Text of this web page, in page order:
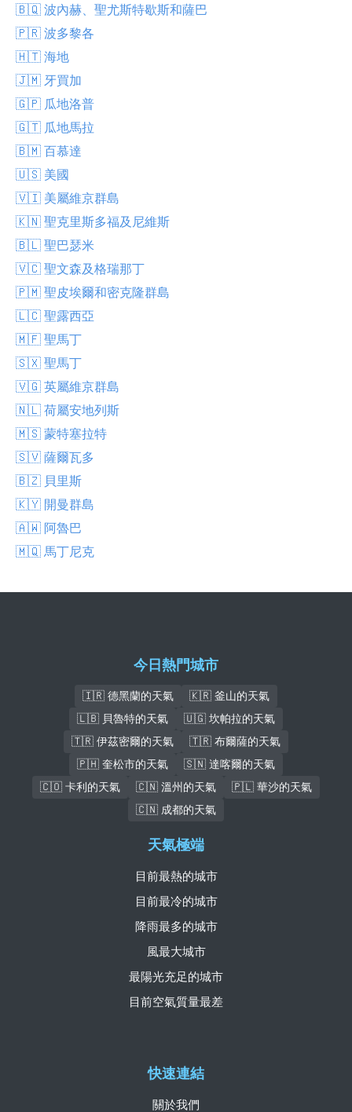
🇧🇶 波內赫、聖尤斯特歇斯和薩巴
🇵🇷 波多黎各
🇭🇹 海地
🇯🇲 牙買加
🇬🇵 瓜地洛普
🇬🇹 瓜地馬拉
🇧🇲 百慕達
🇺🇸 美國
🇻🇮 美屬維京群島
🇰🇳 聖克里斯多福及尼維斯
🇧🇱 聖巴瑟米
🇻🇨 聖文森及格瑞那丁
🇵🇲 聖皮埃爾和密克隆群島
🇱🇨 聖露西亞
🇲🇫 聖馬丁
🇸🇽 聖馬丁
🇻🇬 英屬維京群島
🇳🇱 荷屬安地列斯
🇲🇸 蒙特塞拉特
🇸🇻 薩爾瓦多
🇧🇿 貝里斯
🇰🇾 開曼群島
🇦🇼 阿魯巴
🇲🇶 馬丁尼克
今日熱門城市
🇮🇷 德黑蘭的天氣
🇰🇷 釜山的天氣
🇱🇧 貝魯特的天氣
🇺🇬 坎帕拉的天氣
🇹🇷 伊茲密爾的天氣
🇹🇷 布爾薩的天氣
🇵🇭 奎松市的天氣
🇸🇳 達喀爾的天氣
🇨🇴 卡利的天氣
🇨🇳 溫州的天氣
🇵🇱 華沙的天氣
🇨🇳 成都的天氣
快速連結
關於我們
天氣極端
目前最熱的城市
目前最冷的城市
降雨最多的城市
風最大城市
最陽光充足的城市
目前空氣質量最差